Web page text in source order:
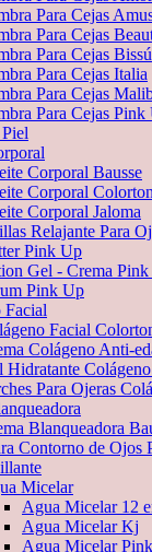
Para Cejas
Para Cejas
Para Cejas Bissú
Para Cejas Italia
Para Cejas
Para Cejas Pink
Corporal Bausse
Corporal Colorton
Corporal Jaloma
Relajante Para
Pink Up
Gel - Crema
Pink Up
Facial
Facial
Colágeno Anti-
Hidratante
Para Ojeras
Blanqueadora
Contorno de Ojos
Micelar
Agua Micelar 12
Agua Micelar Kj
Agua Micelar